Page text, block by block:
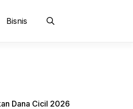
Bisnis
Dana Cicil 2026